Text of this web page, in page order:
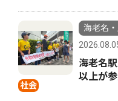
社会
海老名
海老名
以上が